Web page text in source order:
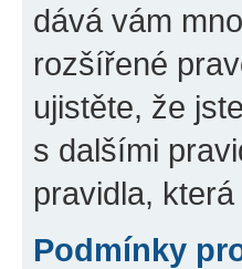
dává vám
rozšířené
ujistěte, že
s dalšími
pravidla,
Podmínky